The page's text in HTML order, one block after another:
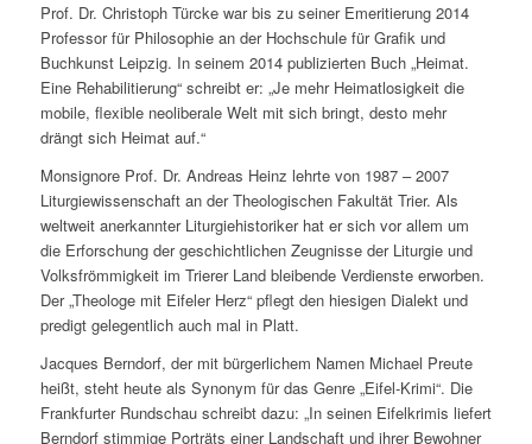
Prof. Dr. Christoph Türcke war bis zu seiner Emeritierung 2014
Professor für Philosophie an der Hochschule für Grafik und
Buchkunst Leipzig. In seinem 2014 publizierten Buch „Heimat.
Eine Rehabilitierung“ schreibt er: „Je mehr Heimatlosigkeit die
mobile, flexible neoliberale Welt mit sich bringt, desto mehr
drängt sich Heimat auf.“
Monsignore Prof. Dr. Andreas Heinz lehrte von 1987 – 2007
Liturgiewissenschaft an der Theologischen Fakultät Trier. Als
weltweit anerkannter Liturgiehistoriker hat er sich vor allem um
die Erforschung der geschichtlichen Zeugnisse der Liturgie und
Volksfrömmigkeit im Trierer Land bleibende Verdienste erworben.
Der „Theologe mit Eifeler Herz“ pflegt den hiesigen Dialekt und
predigt gelegentlich auch mal in Platt.
Jacques Berndorf, der mit bürgerlichem Namen Michael Preute
heißt, steht heute als Synonym für das Genre „Eifel-Krimi“. Die
Frankfurter Rundschau schreibt dazu: „In seinen Eifelkrimis liefert
Berndorf stimmige Porträts einer Landschaft und ihrer Bewohner